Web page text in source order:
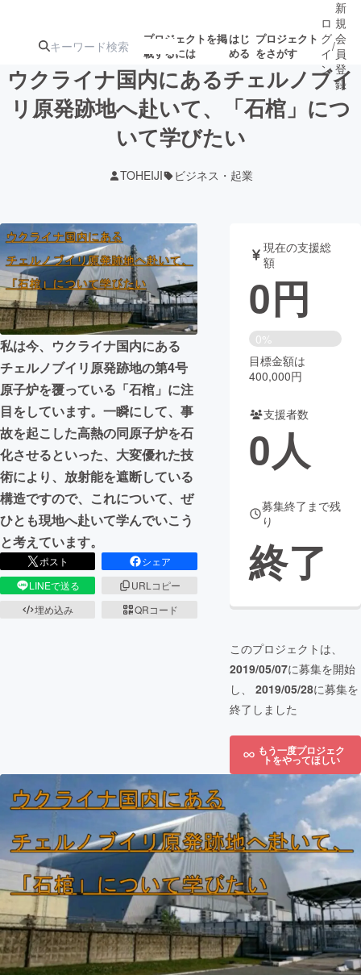
プロジェクトを掲
載するには
はじ
める
プロジェクト
をさがす
注目の新着プロ募集終了が近いプ
テクノロジー・ガジェット
映像・映画 書籍・雑誌
ビジネス・起業 チャレンジ
まちづくり・地域活性化
CAMPFIRE for Social Good
CAMPFIRE Creation
CAMPFIREふるさと納税machi-ya コミュニティ
ロ
グ
イ
ン
/
新
規
会
員
登
録
ウクライナ国内にあるチェルノブイ
リ原発跡地へ赴いて、「石棺」につ
いて学びたい
TOHEIJI ビジネス・起業
私は今、ウクライナ国内にある
チェルノブイリ原発跡地の第4号
原子炉を覆っている「石棺」に注
目をしています。一瞬にして、事
故を起こした高熱の同原子炉を石
化させるといった、大変優れた技
術により、放射能を遮断している
構造ですので、これについて、ぜ
ひとも現地へ赴いて学んでいこう
と考えています。
ポスト
シェア
LINEで送る
URLコピー
埋め込み
QRコード
現在の支援総
額
0円
0%
目標金額は
400,000円
支援者数
0人
募集終了まで残
り
終了
このプロジェクトは、
2019/05/07に募集を開始
し、 2019/05/28に募集を
終了しました
もう一度プロジェク
トをやってほしい